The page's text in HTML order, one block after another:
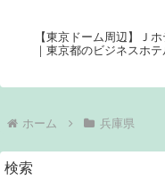
【東京ドーム周辺】Ｊ
｜東京都のビジネスホ
ホーム 兵庫県
検索